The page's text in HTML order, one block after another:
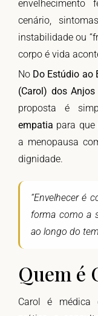
envelhecimento
cenário,
instabilidade ou
corpo é vida
No Do Estúdio ao
(Carol) dos Anjos
proposta é
empatia para
a menopausa
dignidade.
“Envelhecer é
forma como a
ao longo do
Quem é
Carol é médica